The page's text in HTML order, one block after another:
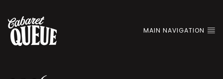
MAIN NAVIGATION